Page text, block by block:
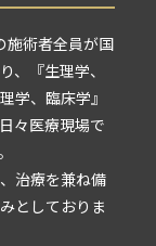
施術者全員が国
、『生理学、
学、臨床学』
々医療現場で
治療を兼ね備
としておりま